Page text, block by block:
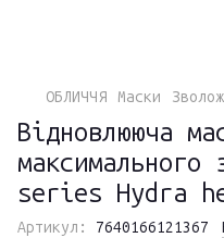
ОБЛИЧЧЯ Маски
Відновлююча
максимального
series Hydra
Артикул: 7640166121367